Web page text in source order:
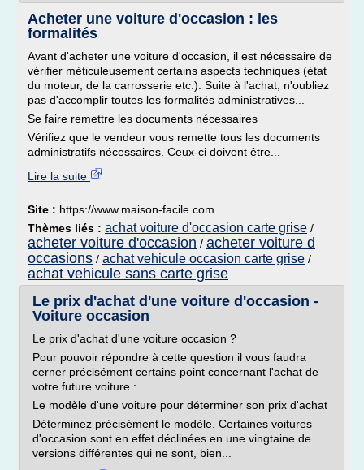
Acheter une voiture d'occasion : les
formalités
Avant d'acheter une voiture d'occasion, il est nécessaire de
vérifier méticuleusement certains aspects techniques (état
du moteur, de la carrosserie etc.). Suite à l'achat, n'oubliez
pas d'accomplir toutes les formalités administratives...
Se faire remettre les documents nécessaires
Vérifiez que le vendeur vous remette tous les documents
administratifs nécessaires. Ceux-ci doivent être...
Lire la suite
Site : https://www.maison-facile.com
Thèmes liés : achat voiture d'occasion carte grise /
acheter voiture d'occasion / acheter voiture d
occasions / achat vehicule occasion carte grise /
achat vehicule sans carte grise
Le prix d'achat d'une voiture d'occasion -
Voiture occasion
Le prix d'achat d'une voiture occasion ?
Pour pouvoir répondre à cette question il vous faudra
cerner précisément certains point concernant l'achat de
votre future voiture :
Le modèle d'une voiture pour déterminer son prix d'achat
Déterminez précisément le modèle. Certaines voitures
d'occasion sont en effet déclinées en une vingtaine de
versions différentes qui ne sont, bien...